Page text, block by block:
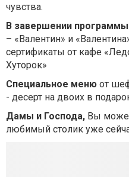
чувства.
В завершении программы
– «Валентин» и
сертификаты от кафе
Хуторок»
Специальное меню от
- десерт на двоих в
Дамы и Господа, Вы
любимый столик уже